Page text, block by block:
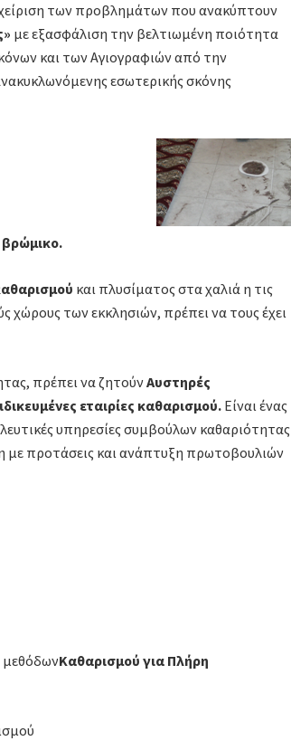
των προβλημάτων που ανακύπτουν
με εξασφάλιση την βελτιωμένη ποιότητα
και των Αγιογραφιών από την
εσωτερικής σκόνης
και πλυσίματος στα χαλιά η τις
χώρους των εκκλησιών, πρέπει να τους έχει
πρέπει να ζητούνΑυστηρές
εταιρίες καθαρισμού.Είναι ένας
υπηρεσίες συμβούλων καθαριότητας
με προτάσεις και ανάπτυξη πρωτοβουλιών
Καθαρισμού για Πλήρη